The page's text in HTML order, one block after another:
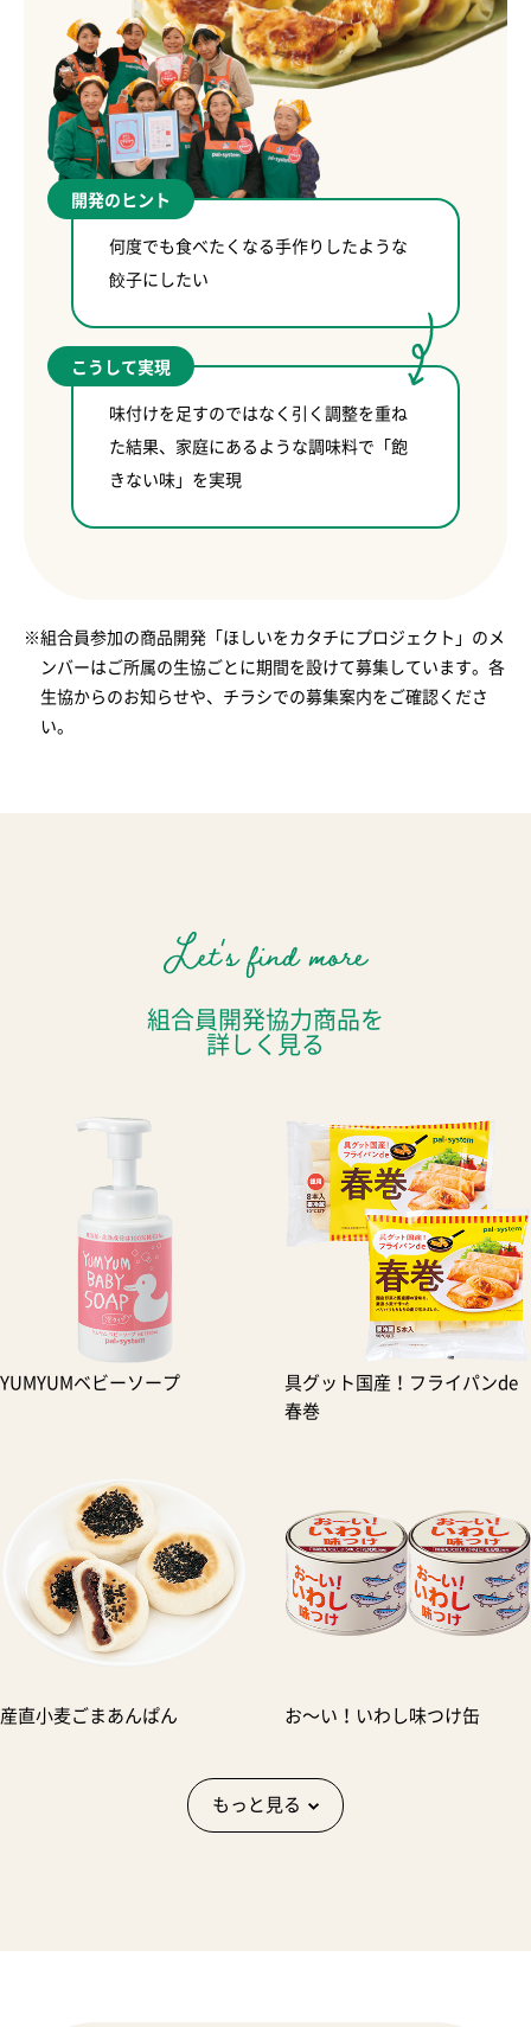
開発のヒント
何度でも食べたくなる手作りしたような
餃子にしたい
こうして実現
味付けを足すのではなく引く調整を重ね
た結果、家庭にあるような調味料で「飽
きない味」を実現
※組合員参加の商品開発「ほしいをカタチにプロジェクト」のメ
ンバーはご所属の生協ごとに期間を設けて募集しています。各
生協からのお知らせや、チラシでの募集案内をご確認くださ
い。
組合員開発協力商品を
詳しく見る
YUMYUMベビーソープ
具グット国産！フライパンde
春巻
産直小麦ごまあんぱん お〜い！いわし味つけ缶
もっと見る